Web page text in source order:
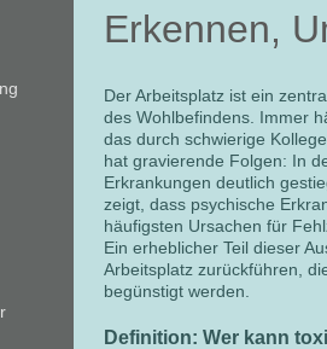
Erkennen,
Der Arbeitsplatz ist ein
des Wohlbefindens. Immer
das durch schwierige
hat gravierende Folgen: In
Erkrankungen deutlich
zeigt, dass psychische
häufigsten Ursachen für
Ein erheblicher Teil dieser
Arbeitsplatz zurückführen,
begünstigt werden.
Definition: Wer kann